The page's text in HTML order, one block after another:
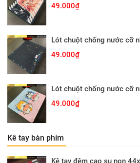
49.000₫
49.000₫
49.000₫
Kê tay bàn phím